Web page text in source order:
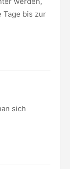
Tage bis zur
sich